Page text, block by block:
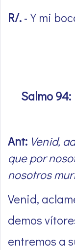
R/.-Y mi
Salmo
Ant: Venid,
que por
nosotros
Venid,
demos
entremos a